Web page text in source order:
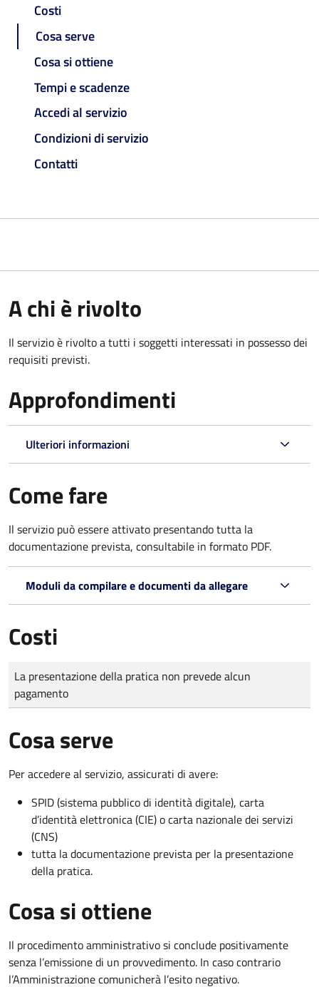
Costi
Cosa serve
Cosa si ottiene
Tempi e scadenze
Accedi al servizio
Condizioni di servizio
Contatti
A chi è rivolto
Il servizio è rivolto a tutti i soggetti interessati in possesso dei
requisiti previsti.
Approfondimenti
Ulteriori informazioni
Come fare
Il servizio può essere attivato presentando tutta la
documentazione prevista, consultabile in formato PDF.
Moduli da compilare e documenti da allegare
Costi
Tipo di pagamento
Importo
La presentazione della pratica non prevede alcun
pagamento
Cosa serve
Per accedere al servizio, assicurati di avere:
SPID (sistema pubblico di identità digitale), carta
d’identità elettronica (CIE) o carta nazionale dei servizi
(CNS)
tutta la documentazione prevista per la presentazione
della pratica.
Cosa si ottiene
Il procedimento amministrativo si conclude positivamente
senza l’emissione di un provvedimento. In caso contrario
l’Amministrazione comunicherà l’esito negativo.